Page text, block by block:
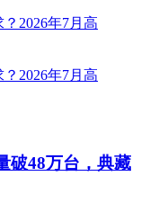
破48万台，典藏